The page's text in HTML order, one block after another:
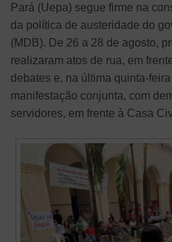
Pará (Uepa) segue firme na
da política de austeridade do
(MDB). De 26 a 28 de agosto,
realizaram atos de rua, em
debates e, na última quinta-
manifestação conjunta, com
servidores, em frente à Casa